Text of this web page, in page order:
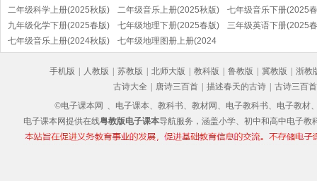
(粤教粤科版)
(粤教花城版)
(粤教花城版)
二年级科学上册(2025秋版)
(粤教粤科版)
二年级音乐上册(2025秋版)
(粤教花城版)
七年级音乐下册(2025
(粤教花城版)
九年级化学下册(2025春版)
(粤教版)
七年级地理下册(2025春版)
(粤教粤人版)
三年级英语下册(2025
七年级音乐上册(2024秋版)
七年级地理图册上册(2024
手机版
人教版 苏教版 北师大版 教科版 鲁教版 冀教版
浙教
古诗大全
唐诗三百首 描述春天的古诗
古诗三百首
©电子课本网 、电子课本、教科书、教材网、电子教科书、电子教材
电子课本网提供在线粤教版电子课本导航服务，涵盖小学、初中和高中电子